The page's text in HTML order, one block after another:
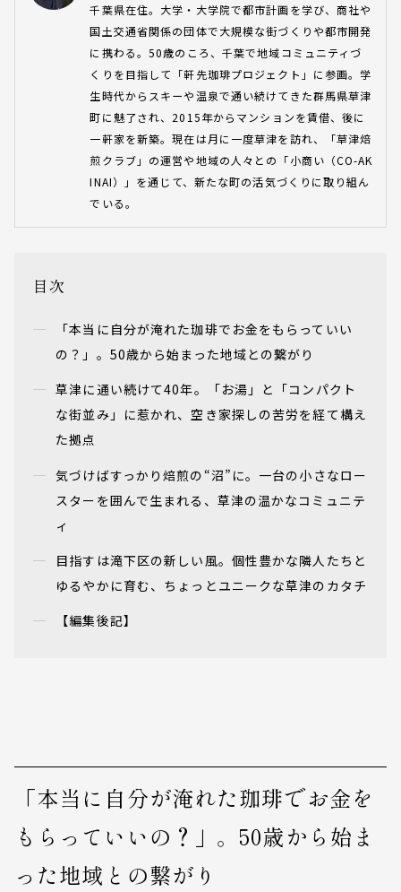
千葉県在住。大学・大学院で都市計画を学び、商社や
国土交通省関係の団体で大規模な街づくりや都市開発
に携わる。50歳のころ、千葉で地域コミュニティづ
くりを目指して「軒先珈琲プロジェクト」に参画。学
生時代からスキーや温泉で通い続けてきた群馬県草津
町に魅了され、2015年からマンションを賃借、後に
一軒家を新築。現在は月に一度草津を訪れ、「草津焙
煎クラブ」の運営や地域の人々との「小商い（CO-AK
INAI）」を通じて、新たな町の活気づくりに取り組ん
でいる。
目次
「本当に自分が淹れた珈琲でお金をもらっていい
の？」。50歳から始まった地域との繋がり
草津に通い続けて40年。「お湯」と「コンパクト
な街並み」に惹かれ、空き家探しの苦労を経て構え
た拠点
気づけばすっかり焙煎の“沼”に。一台の小さなロー
スターを囲んで生まれる、草津の温かなコミュニテ
ィ
目指すは滝下区の新しい風。個性豊かな隣人たちと
ゆるやかに育む、ちょっとユニークな草津のカタチ
【編集後記】
「本当に自分が淹れた珈琲でお金を
もらっていいの？」。50歳から始ま
った地域との繋がり